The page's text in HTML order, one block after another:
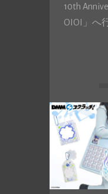
10th
OIOI」へ